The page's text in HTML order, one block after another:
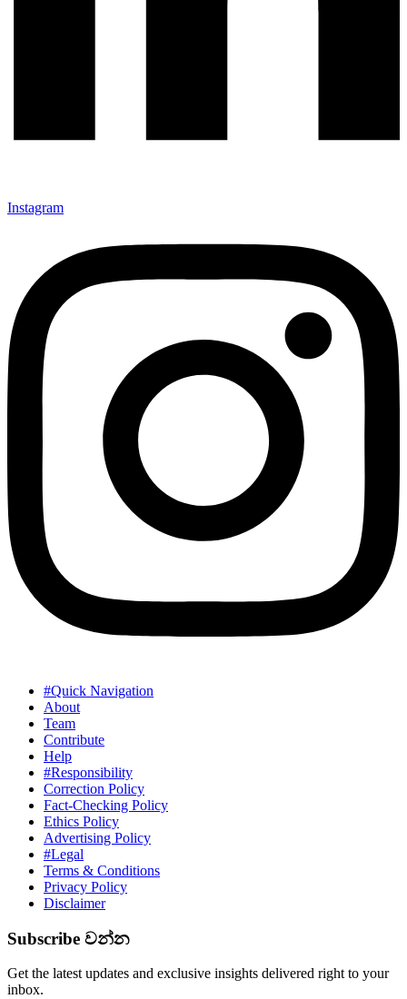
Instagram
#Quick Navigation
About
Team
Contribute
Help
#Responsibility
Correction Policy
Fact-Checking Policy
Ethics Policy
Advertising Policy
#Legal
Terms & Conditions
Privacy Policy
Disclaimer
Subscribe වන්න
Get the latest updates and exclusive insights delivered right to your
inbox.